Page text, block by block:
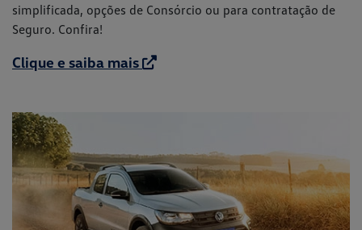
simplificada, opções de Consórcio ou para contratação de
Seguro. Confira!
Clique e saiba mais